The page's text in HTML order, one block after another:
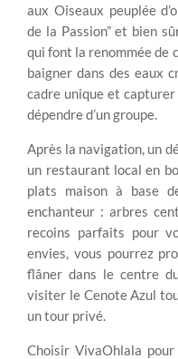
aux Oiseaux peuplée
de la Passion” et bien
qui font la renommée de
baigner dans des eaux
cadre unique et
dépendre d’un groupe.
Après la navigation, un
un restaurant local en
plats maison à base
enchanteur : arbres
recoins parfaits pour
envies, vous pourrez
flâner dans le centre
visiter le Cenote Azul
un tour privé.
Choisir VivaOhlala